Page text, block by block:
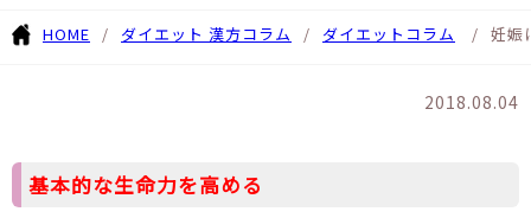
HOME ダイエット 漢方コラム ダイエットコラム 妊
2018.08.04
基本的な生命力を高める